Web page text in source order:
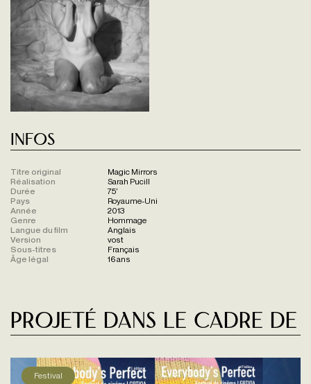
Infos
Titre original
Magic Mirrors
Réalisation
Sarah Pucill
Durée
75'
Pays
Royaume-Uni
Année
2013
Genre
Hommage
Langue du film
Anglais
Version
vost
Sous-titres
Français
Âge légal
16 ans
Projeté dans le cadre de
Festival